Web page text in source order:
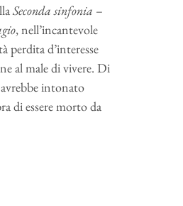
Seconda sinfonia –
, nell’incantevole
perdita d’interesse
al male di vivere. Di
intonato
di essere morto da